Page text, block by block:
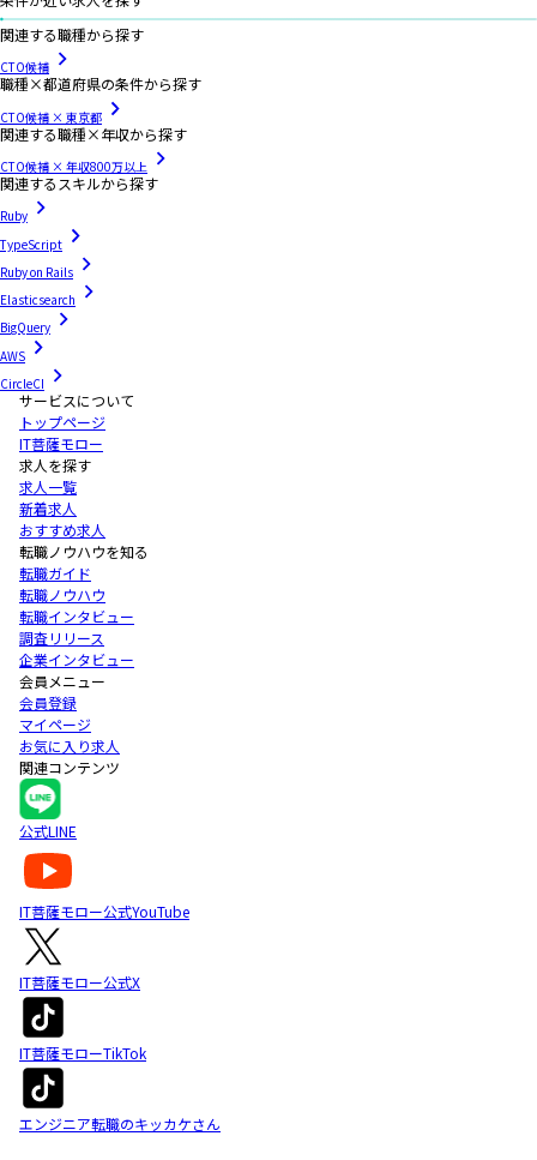
関連する職種から探す
CTO候補
職種×都道府県の条件から探す
CTO候補 × 東京都
関連する職種×年収から探す
CTO候補 × 年収800万以上
関連するスキルから探す
Ruby
TypeScript
Ruby on Rails
Elasticsearch
BigQuery
AWS
CircleCI
サービスについて
トップページ
IT菩薩モロー
求人を探す
求人一覧
新着求人
おすすめ求人
転職ノウハウを知る
転職ガイド
転職ノウハウ
転職インタビュー
調査リリース
企業インタビュー
会員メニュー
会員登録
マイページ
お気に入り求人
関連コンテンツ
公式LINE
IT菩薩モロー公式YouTube
IT菩薩モロー公式X
IT菩薩モローTikTok
エンジニア転職のキッカケさん